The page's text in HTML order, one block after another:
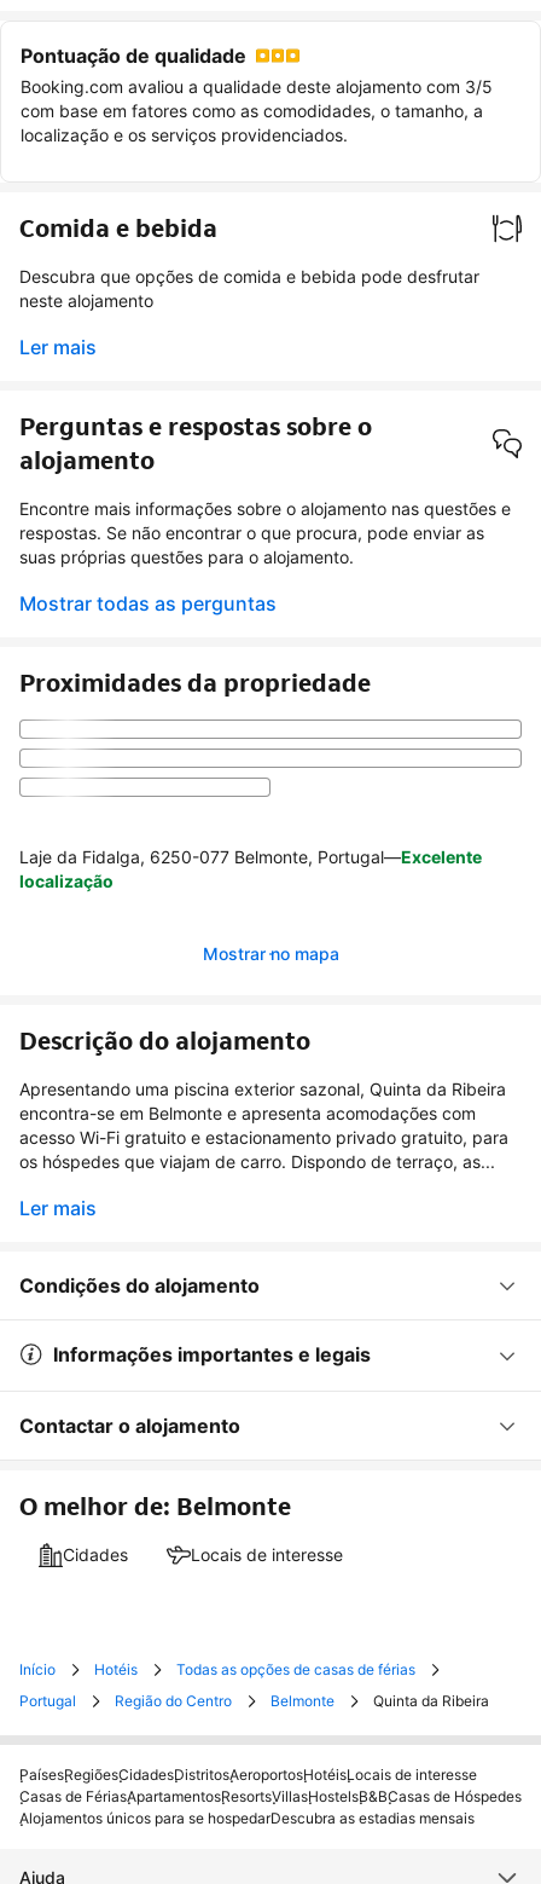
Pontuação de qualidade
Booking.com avaliou a qualidade deste alojamento com 3/5
com base em fatores como as comodidades, o tamanho, a
localização e os serviços providenciados.
Comida e bebida
Descubra que opções de comida e bebida pode desfrutar
neste alojamento
Ler mais
Perguntas e respostas sobre o
alojamento
Encontre mais informações sobre o alojamento nas questões e
respostas. Se não encontrar o que procura, pode enviar as
suas próprias questões para o alojamento.
Mostrar todas as perguntas
Proximidades da propriedade
Laje da Fidalga, 6250-077 Belmonte, Portugal—Excelente
localização
Mostrar no mapa
Descrição do alojamento
Apresentando uma piscina exterior sazonal, Quinta da Ribeira
encontra-se em Belmonte e apresenta acomodações com
acesso Wi-Fi gratuito e estacionamento privado gratuito, para
os hóspedes que viajam de carro. Dispondo de terraço, as...
Ler mais
Condições do alojamento
Informações importantes e legais
Contactar o alojamento
O melhor de: Belmonte
Cidades Locais de interesse
Início Hotéis
Todas as opções de casas de férias
Portugal
Região do Centro Belmonte Quinta da Ribeira
PaísesRegiõesCidadesDistritosAeroportosHotéisLocais de interesse
Casas de FériasApartamentosResortsVillasHostelsB&BCasas de Hóspedes
Alojamentos únicos para se hospedarDescubra as estadias mensais
Ajuda